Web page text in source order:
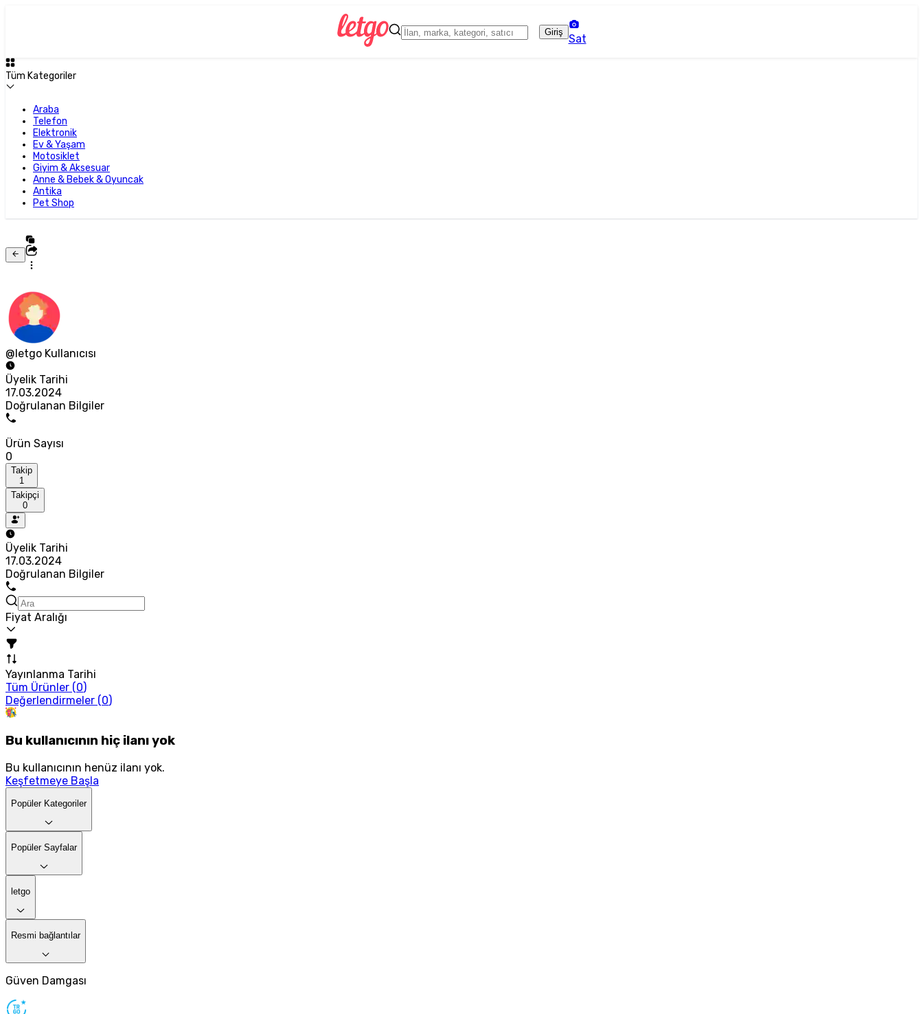
Giriş
Sat
Tüm Kategoriler
Araba
Telefon
Elektronik
Ev & Yaşam
Motosiklet
Giyim & Aksesuar
Anne & Bebek & Oyuncak
Antika
Pet Shop
@letgo Kullanıcısı
Üyelik Tarihi
17.03.2024
Doğrulanan Bilgiler
Ürün Sayısı
0
Takip
1
Takipçi
0
Üyelik Tarihi
17.03.2024
Doğrulanan Bilgiler
Fiyat Aralığı
Yayınlanma Tarihi
Tüm Ürünler (0)
Değerlendirmeler (0)
Bu kullanıcının hiç ilanı yok
Bu kullanıcının henüz ilanı yok.
Keşfetmeye Başla
Popüler Kategoriler
Popüler Sayfalar
letgo
Resmi bağlantılar
Güven Damgası